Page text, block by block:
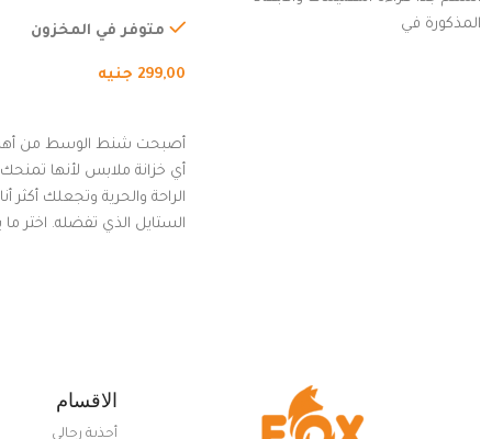
المذكورة في
المشي لمسافات طويلة،
متوفر في المخزون
299,00 جنيه
أصبحت شنط الوسط من
أي خزانة ملابس لأنها
الراحة والحرية وتجعلك أكثر
الستايل الذي تفضله. اختر
الاقسام
أحذية رجالي